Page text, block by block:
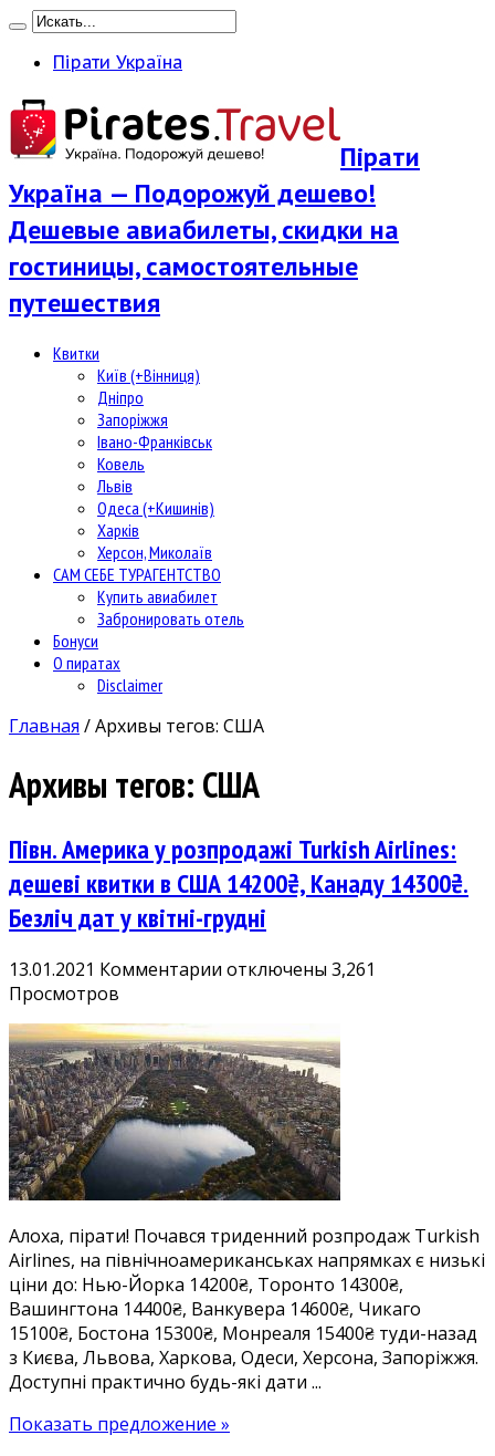
Пірати Україна
Пірати
Україна — Подорожуй дешево!
Дешевые авиабилеты, скидки на
гостиницы, самостоятельные
путешествия
Квитки
Київ (+Вінниця)
Дніпро
Запоріжжя
Івано-Франківськ
Ковель
Львів
Одеса (+Кишинів)
Харків
Херсон, Миколаїв
САМ СЕБЕ ТУРАГЕНТСТВО
Купить авиабилет
Забронировать отель
Бонуси
О пиратах
Disclaimer
Главная /Архивы тегов: США
Архивы тегов: США
Півн. Америка у розпродажі Turkish Airlines:
дешеві квитки в США 14200₴, Канаду 14300₴.
Безліч дат у квітні-грудні
13.01.2021 Комментарии к
Америка
у
розпродажі
Turkish
Airlines:
дешеві
квитки
США
14200₴,
Канаду
14300₴.
Безліч
дат
у
грудні
отключены 3,261
Просмотров
Алоха, пірати! Почався триденний розпродаж Turkish
Airlines, на північноамериканськах напрямках є низькі
ціни до: Нью-Йорка 14200₴, Торонто 14300₴,
Вашингтона 14400₴, Ванкувера 14600₴, Чикаго
15100₴, Бостона 15300₴, Монреаля 15400₴ туди-назад
з Києва, Львова, Харкова, Одеси, Херсона, Запоріжжя.
Доступні практично будь-які дати ...
Показать предложение »